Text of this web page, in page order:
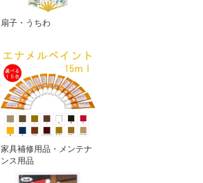
扇子・うちわ
家具補修用品・メンテナ
ンス用品